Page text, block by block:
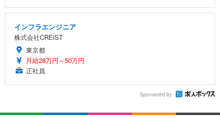
インフラエンジニア
株式会社CREiST
東京都
月給28万円～50万円
正社員
Sponsored by